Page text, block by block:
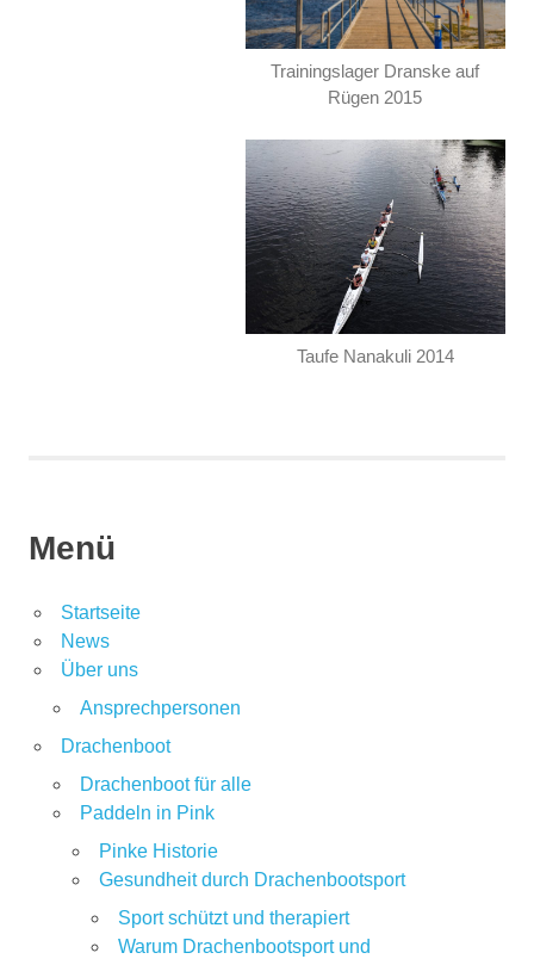
Trainingslager Dranske auf
Rügen 2015
Taufe Nanakuli 2014
Menü
Startseite
News
Über uns
Ansprechpersonen
Drachenboot
Drachenboot für alle
Paddeln in Pink
Pinke Historie
Gesundheit durch Drachenbootsport
Sport schützt und therapiert
Warum Drachenbootsport und